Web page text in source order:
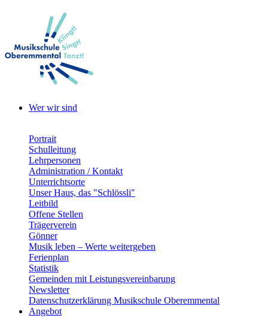
Wer wir sind
Portrait
Schulleitung
Lehrpersonen
Administration / Kontakt
Unterrichtsorte
Unser Haus, das "Schlössli"
Leitbild
Offene Stellen
Trägerverein
Gönner
Musik leben – Werte weitergeben
Ferienplan
Statistik
Gemeinden mit Leistungsvereinbarung
Newsletter
Datenschutzerklärung Musikschule Oberemmental
Angebot